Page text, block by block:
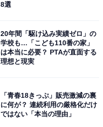
8選
20年間「駆け込み実績ゼロ」の
学校も…「こども110番の家」
は本当に必要？ PTAが直面する
理想と現実
「青春18きっぷ」販売激減の裏
に何が？ 連続利用の厳格化だけ
ではない「本当の理由」